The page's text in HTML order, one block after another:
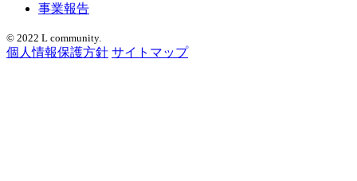
事業報告
© 2022 L community.
個人情報保護方針 サイトマップ